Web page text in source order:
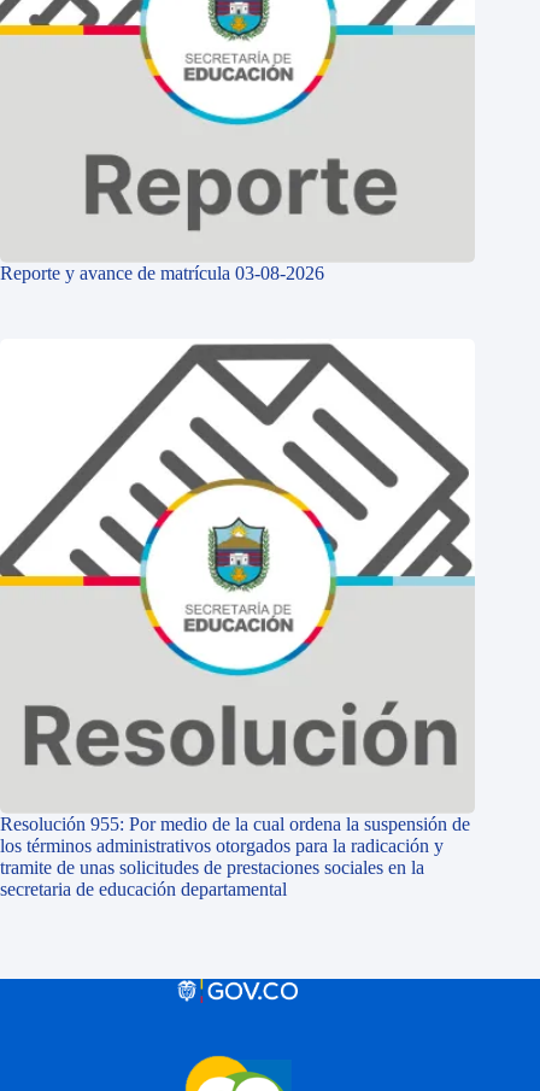
Reporte y avance de matrícula 03-08-2026
Resolución 955: Por medio de la cual ordena la suspensión de
los términos administrativos otorgados para la radicación y
tramite de unas solicitudes de prestaciones sociales en la
secretaria de educación departamental